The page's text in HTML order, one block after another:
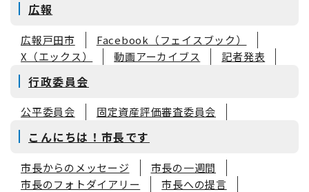
広報
広報戸田市
Facebook（フェイスブック）
X（エックス）
動画アーカイブス 記者発表
行政委員会
公平委員会 固定資産評価審査委員会
こんにちは！市長です
市長からのメッセージ
市長の一週間
市長のフォトダイアリー
市長への提言